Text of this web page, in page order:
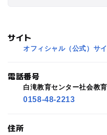
サイト
オフィシャル（公式）サ
電話番号
白滝教育センター社会教
0158-48-2213
住所